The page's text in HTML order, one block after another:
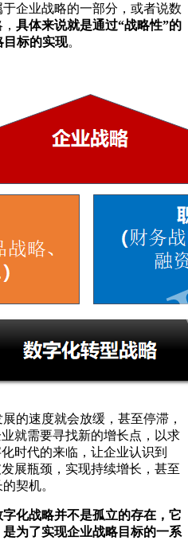
企业战略的一部分，或者说数
具体来说就是通过“战略性”的
标的实现。
的速度就会放缓，甚至停滞，
就需要寻找新的增长点，以求
时代的来临，让企业认识到
展瓶颈，实现持续增长，甚至
契机。
化战略并不是孤立的存在，它
为了实现企业战略目标的一系